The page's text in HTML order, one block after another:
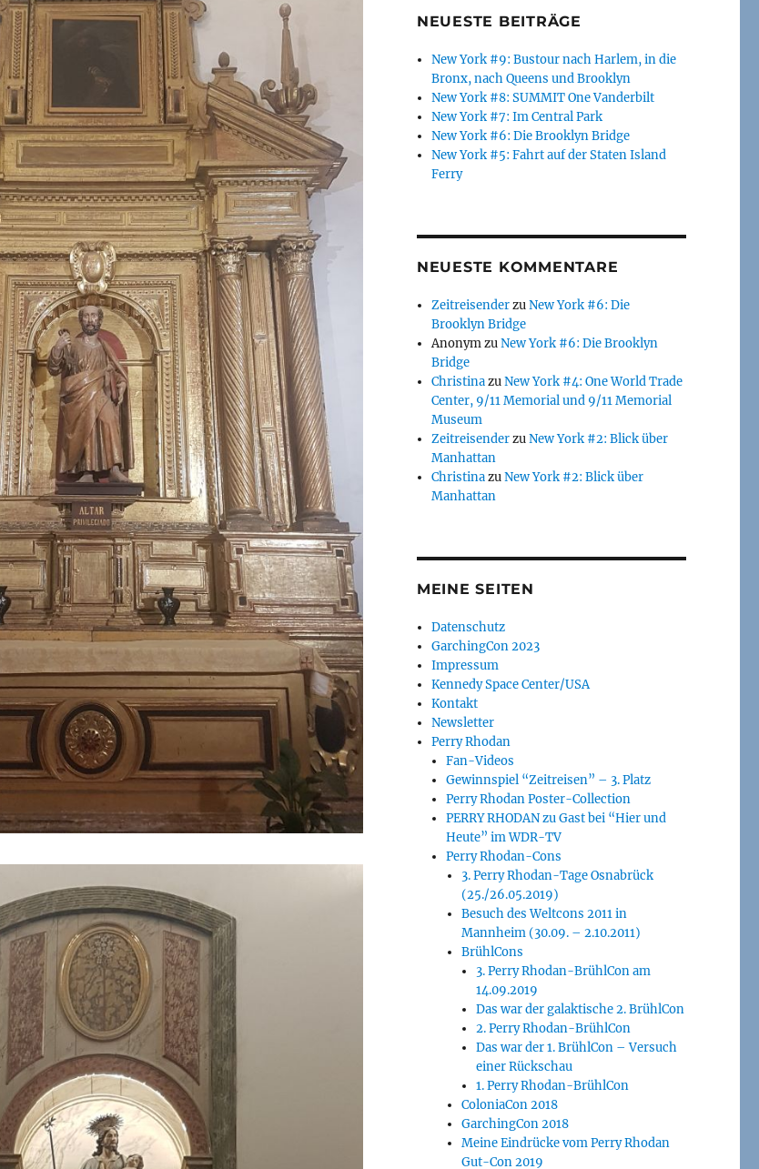
NEUESTE BEITRÄGE
New York #9: Bustour nach Harlem, in die
Bronx, nach Queens und Brooklyn
New York #8: SUMMIT One Vanderbilt
New York #7: Im Central Park
New York #6: Die Brooklyn Bridge
New York #5: Fahrt auf der Staten Island
Ferry
NEUESTE KOMMENTARE
ZeitreisenderzuNew York #6: Die
Brooklyn Bridge
AnonymzuNew York #6: Die Brooklyn
Bridge
ChristinazuNew York #4: One World Trade
Center, 9/11 Memorial und 9/11 Memorial
Museum
ZeitreisenderzuNew York #2: Blick über
Manhattan
ChristinazuNew York #2: Blick über
Manhattan
MEINE SEITEN
Datenschutz
GarchingCon 2023
Impressum
Kennedy Space Center/USA
Kontakt
Newsletter
Perry Rhodan
Fan-Videos
Gewinnspiel “Zeitreisen” – 3. Platz
Perry Rhodan Poster-Collection
PERRY RHODAN zu Gast bei “Hier und
Heute” im WDR-TV
Perry Rhodan-Cons
3. Perry Rhodan-Tage Osnabrück
(25./26.05.2019)
Besuch des Weltcons 2011 in
Mannheim (30.09. – 2.10.2011)
BrühlCons
3. Perry Rhodan-BrühlCon am
14.09.2019
Das war der galaktische 2. BrühlCon
2. Perry Rhodan-BrühlCon
Das war der 1. BrühlCon – Versuch
einer Rückschau
1. Perry Rhodan-BrühlCon
ColoniaCon 2018
GarchingCon 2018
Meine Eindrücke vom Perry Rhodan
Gut-Con 2019